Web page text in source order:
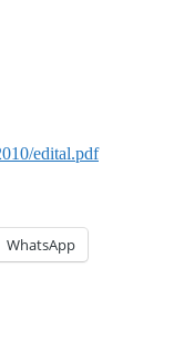
edital.pdf
WhatsApp